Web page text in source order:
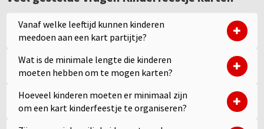
Vanaf welke leeftijd kunnen kinderen
meedoen aan een kart partijtje?
Wat is de minimale lengte die kinderen
moeten hebben om te mogen karten?
Hoeveel kinderen moeten er minimaal zijn
om een kart kinderfeestje te organiseren?